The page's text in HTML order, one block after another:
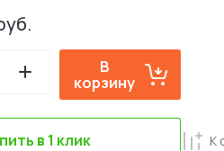
В
корзину
в 1 клик К